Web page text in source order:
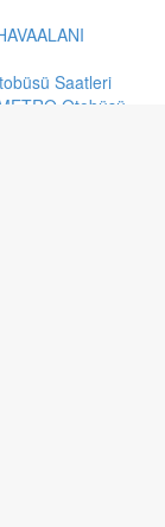
Saatleri
Otobüsü